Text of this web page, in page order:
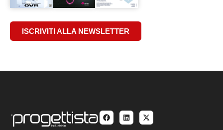
ISCRIVITI ALLA NEWSLETTER